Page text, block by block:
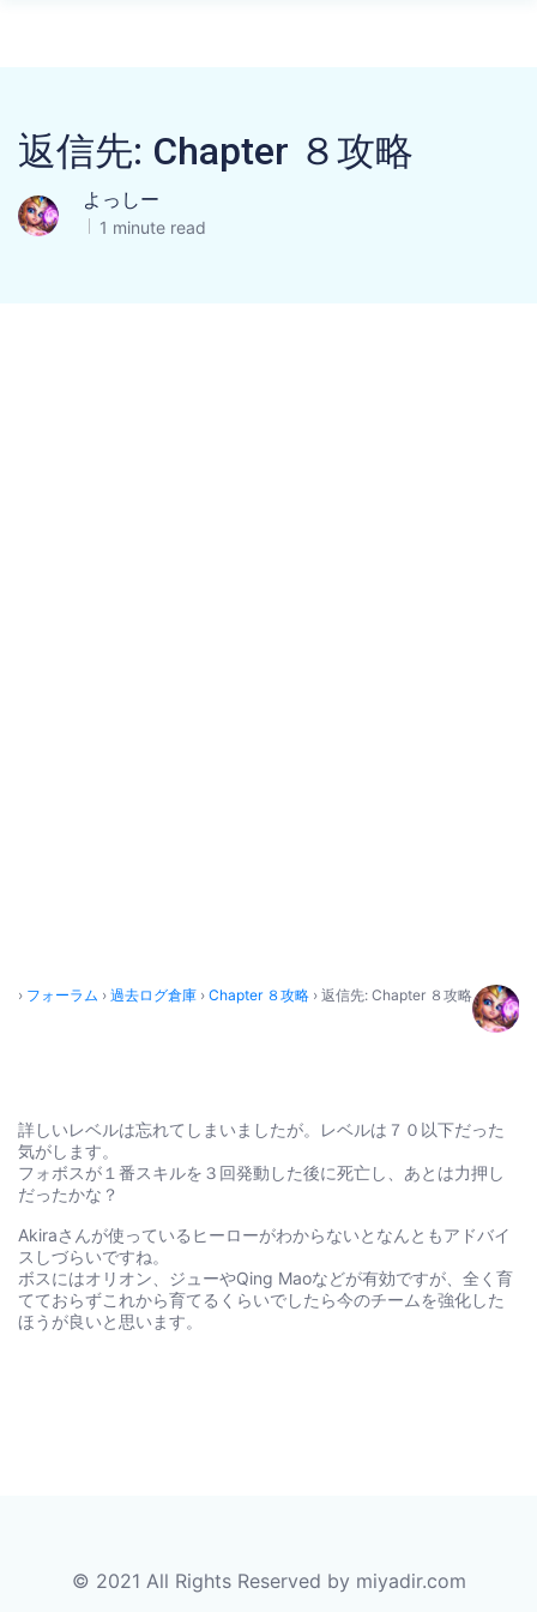
返信先: Chapter ８攻略
よっしー
1 minute read
› フォーラム › 過去ログ倉庫 › Chapter ８攻略 › 返信先: Chapter ８攻略
詳しいレベルは忘れてしまいましたが。レベルは７０以下だった
気がします。
フォボスが１番スキルを３回発動した後に死亡し、あとは力押し
だったかな？
Akiraさんが使っているヒーローがわからないとなんともアドバイ
スしづらいですね。
ボスにはオリオン、ジューやQing Maoなどが有効ですが、全く育
てておらずこれから育てるくらいでしたら今のチームを強化した
ほうが良いと思います。
© 2021 All Rights Reserved by miyadir.com